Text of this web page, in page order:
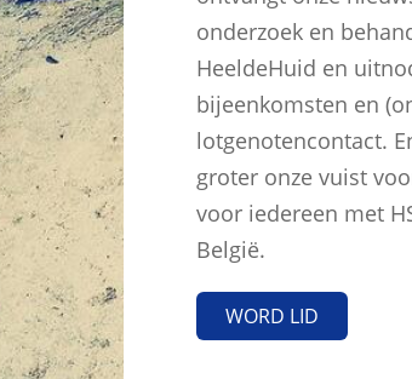
onderzoek en
HeeldeHuid en
bijeenkomsten en
lotgenotencontact.
groter onze vuist
voor iedereen met
België.
WORD LID